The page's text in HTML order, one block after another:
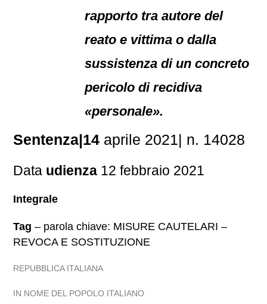
rapporto tra autore del
reato e vittima o dalla
sussistenza di un concreto
pericolo di recidiva
«personale».
Sentenza|14 aprile 2021| n. 14028
Data udienza 12 febbraio 2021
Integrale
Tag – parola chiave: MISURE CAUTELARI –
REVOCA E SOSTITUZIONE
REPUBBLICA ITALIANA
IN NOME DEL POPOLO ITALIANO